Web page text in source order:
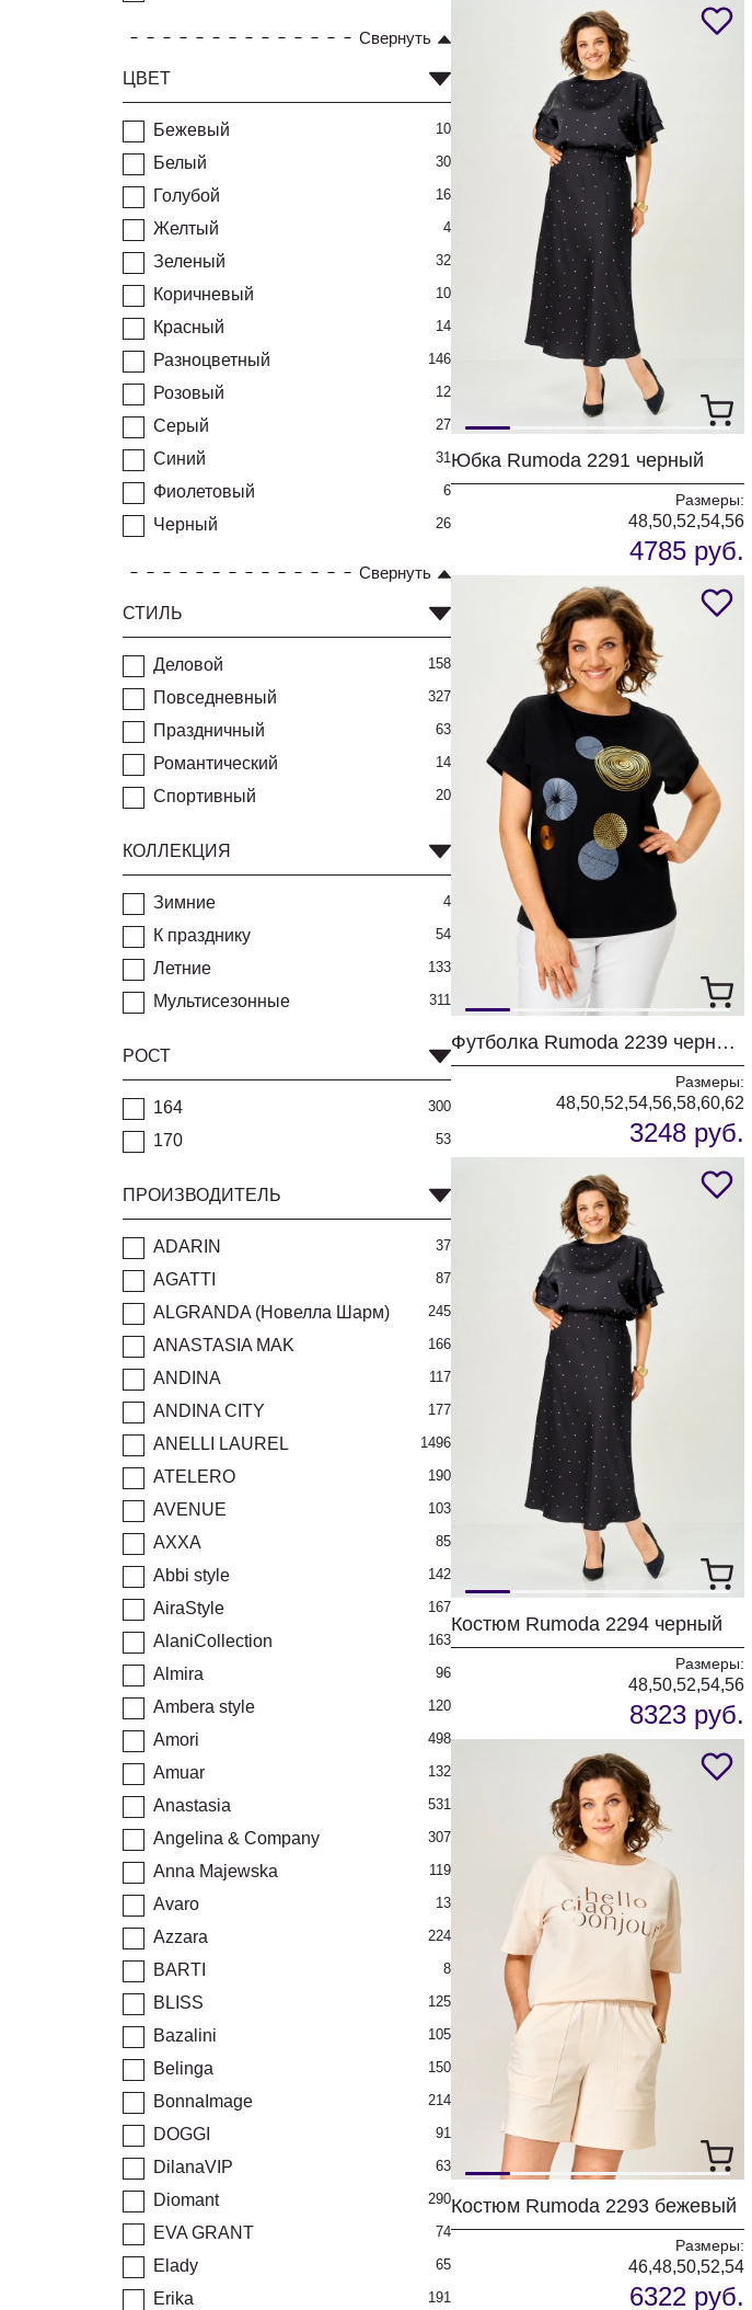
Свернуть
ЦВЕТ
Бежевый 10
Белый 30
Голубой 16
Желтый 4
Зеленый 32
Коричневый 10
Красный 14
Разноцветный 146
Розовый 12
Серый 27
Синий 31
Фиолетовый 6
Черный 26
Свернуть
СТИЛЬ
Деловой 158
Повседневный 327
Праздничный 63
Романтический 14
Спортивный 20
КОЛЛЕКЦИЯ
Зимние 4
К празднику 54
Летние 133
Мультисезонные 311
РОСТ
164 300
170 53
ПРОИЗВОДИТЕЛЬ
ADARIN 37
AGATTI 87
ALGRANDA (Новелла Шарм) 245
ANASTASIA MAK 166
ANDINA 117
ANDINA CITY 177
ANELLI LAUREL 1496
ATELERO 190
AVENUE 103
AXXA 85
Abbi style 142
AiraStyle 167
AlaniCollection 163
Almira 96
Ambera style 120
Amori 498
Amuar 132
Anastasia 531
Angelina & Company 307
Anna Majewska 119
Avaro 13
Azzara 224
BARTI 8
BLISS 125
Bazalini 105
Belinga 150
BonnaImage 214
DOGGI 91
DilanaVIP 63
Diomant 290
EVA GRANT 74
Elady 65
Erika 191
Юбка Rumoda 2291 черный
Размеры:
48,50,52,54,56
4785 руб.
Футболка Rumoda 2239 черный кр.р.
Размеры:
48,50,52,54,56,58,60,62
3248 руб.
Костюм Rumoda 2294 черный
Размеры:
48,50,52,54,56
8323 руб.
Костюм Rumoda 2293 бежевый
Размеры:
46,48,50,52,54
6322 руб.